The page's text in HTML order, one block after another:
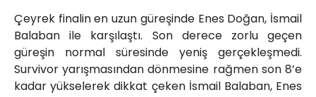
Çeyrek finalin en uzun güreşinde Enes Doğan, İsmail
Balaban ile karşılaştı. Son derece zorlu geçen
güreşin normal süresinde yeniş gerçekleşmedi.
Survivor yarışmasından dönmesine rağmen son 8’e
kadar yükselerek dikkat çeken İsmail Balaban, Enes